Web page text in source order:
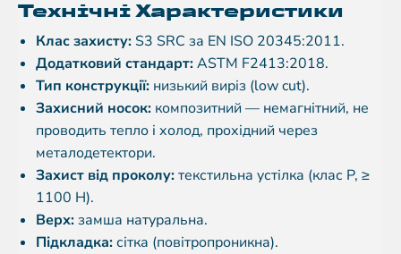
Технічні Характеристики
Клас захисту: S3 SRC за EN ISO 20345:2011.
Додатковий стандарт:ASTM F2413:2018.
Тип конструкції: низький виріз (low cut).
Захисний носок: композитний — немагнітний, не
проводить тепло і холод, прохідний через
металодетектори.
Захист від проколу:текстильна устілка (клас P, ≥
1100 Н).
Верх:замша натуральна.
Підкладка:сітка (повітропроникна).